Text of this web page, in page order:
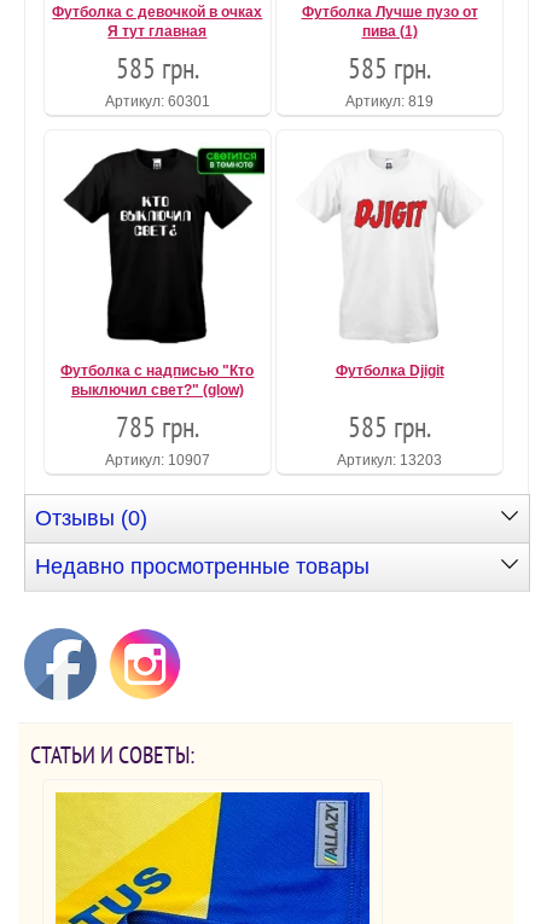
Футболка с девочкой в очках
Я тут главная
585 грн.
Артикул: 60301
Футболка Лучше пузо от
пива (1)
585 грн.
Артикул: 819
Футболка с надписью "Кто
выключил свет?" (glow)
785 грн.
Артикул: 10907
Футболка Djigit
585 грн.
Артикул: 13203
Отзывы (0)
Недавно просмотренные товары
СТАТЬИ И СОВЕТЫ: